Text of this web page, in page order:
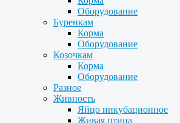
Оборудование
Буренкам
Корма
Оборудование
Козочкам
Корма
Оборудование
Разное
Живность
Яйцо инкубационное
Живая птица